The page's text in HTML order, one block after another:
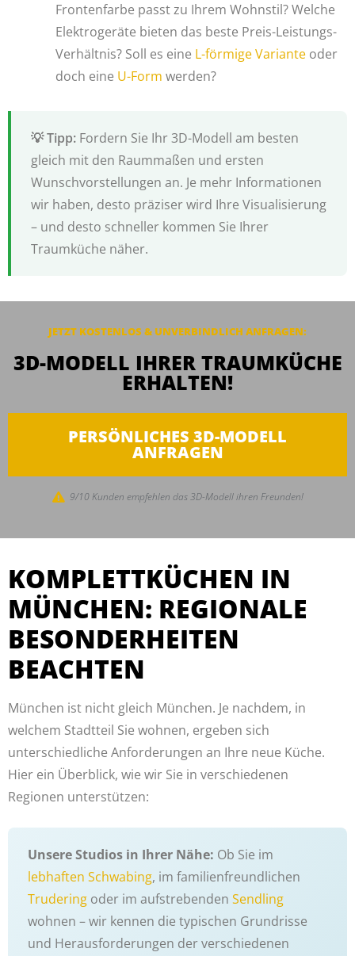
Frontenfarbe passt zu Ihrem Wohnstil? Welche
Elektrogeräte bieten das beste Preis-Leistungs-
Verhältnis? Soll es eine L-förmige Variante oder
doch eine U-Form werden?
Fordern Sie Ihr 3D-Modell am besten
gleich mit den Raummaßen und ersten
Wunschvorstellungen an. Je mehr Informationen
wir haben, desto präziser wird Ihre Visualisierung
– und desto schneller kommen Sie Ihrer
Traumküche näher.
JETZT KOSTENLOS & UNVERBINDLICH ANFRAGEN:
3D-MODELL IHRER TRAUMKÜCHE
ERHALTEN!
PERSÖNLICHES 3D-MODELL
ANFRAGEN
9/10 Kunden empfehlen das 3D-Modell ihren Freunden!
KOMPLETTKÜCHEN IN
MÜNCHEN: REGIONALE
BESONDERHEITEN
BEACHTEN
München ist nicht gleich München. Je nachdem, in
welchem Stadtteil Sie wohnen, ergeben sich
unterschiedliche Anforderungen an Ihre neue Küche.
Hier ein Überblick, wie wir Sie in verschiedenen
Regionen unterstützen:
Unsere Studios in Ihrer Nähe: Ob Sie im
lebhaften Schwabing, im familienfreundlichen
Trudering oder im aufstrebenden Sendling
wohnen – wir kennen die typischen Grundrisse
und Herausforderungen der verschiedenen